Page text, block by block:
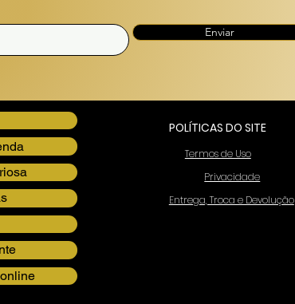
Enviar
POLÍTICAS DO SITE
Termos de Uso
Privacidade
Entrega, Troca e Devolução